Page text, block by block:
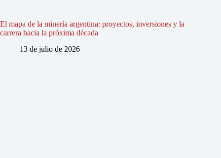
El mapa de la minería argentina: proyectos, inversiones y la
carrera hacia la próxima década
13 de julio de 2026